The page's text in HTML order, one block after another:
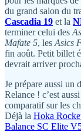
du grand salon du
Cascadia 19 et la
terminer celui des
Mafate 5, les Asics
fin août. Petit billet
devrait arriver
Je prépare aussi un
Relance ! c’est
comparatif sur les
Déjà la Hoka
Balance SC Elite